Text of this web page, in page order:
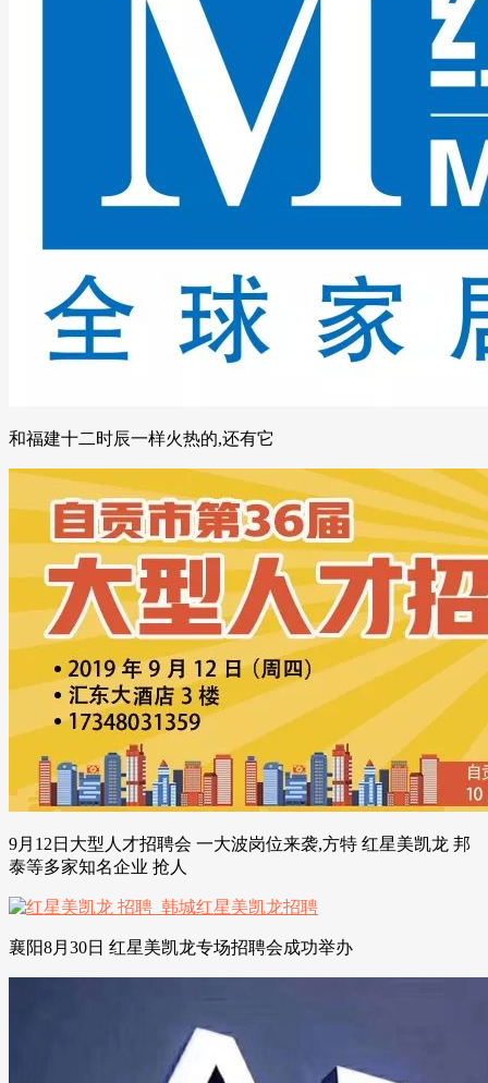
和福建十二时辰一样火热的,还有它
9月12日大型人才招聘会 一大波岗位来袭,方特 红星美凯龙 邦
泰等多家知名企业 抢人
襄阳8月30日 红星美凯龙专场招聘会成功举办